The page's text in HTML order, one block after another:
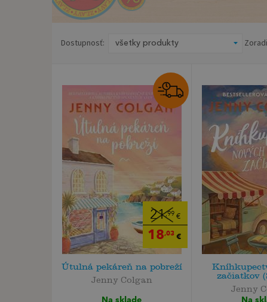
Dostupnosť:
21,99 €
18,03 €
Útulná pekáreň na pobreží
Jenny Colgan
Na sklade
začiatkov
Jenny
Na